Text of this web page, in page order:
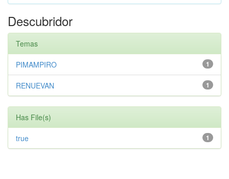
Descubridor
Temas
1
PIMAMPIRO
1
RENUEVAN
Has File(s)
1
true